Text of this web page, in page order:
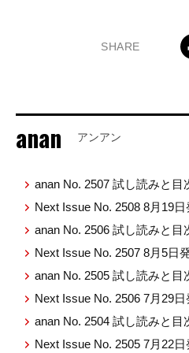
SHARE
anan アンアン
anan No. 2507 試し読みと目
Next Issue No. 2508 8月19日
anan No. 2506 試し読みと目
Next Issue No. 2507 8月5日
anan No. 2505 試し読みと目
Next Issue No. 2506 7月29日
anan No. 2504 試し読みと目
Next Issue No. 2505 7月22日